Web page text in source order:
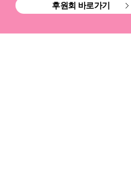
후원회 바로가기